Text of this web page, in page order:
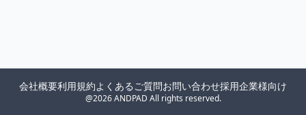
@2026 ANDPAD All rights reserved.
会社概要利用規約よくあるご質問お問い合わせ採用企業様向け